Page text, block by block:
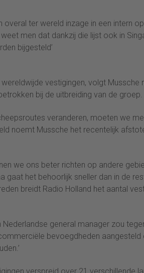
ter wereld inzage in een intern
men dat dankzij die lijst ook in
bijgesteld’
vestigingen, volgt
bij de uitbreiding van de groep.
veranderen, moeten we
noemt Mussche het recentelijk
we ons beter richten op andere
gaat het behoorlijk sneller dan in de
breidt Radio Holland het aantal
Nederlandse general manager zou
bevoegdheden
verspreid over 21 verschillende